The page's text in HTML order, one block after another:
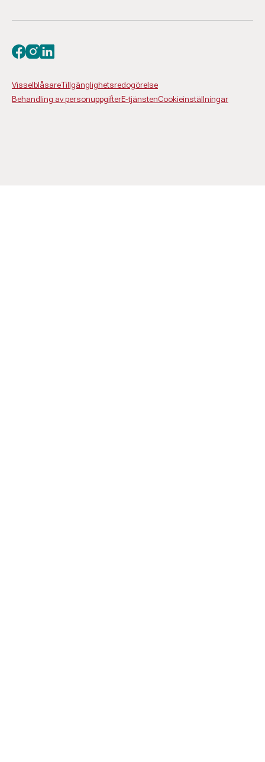
VisselblåsareTillgänglighetsredogörelse
Behandling av personuppgifterE-tjänstenCookieinställningar
Besök oss på facebook
Besök oss på instagram
Besök oss på linkedin